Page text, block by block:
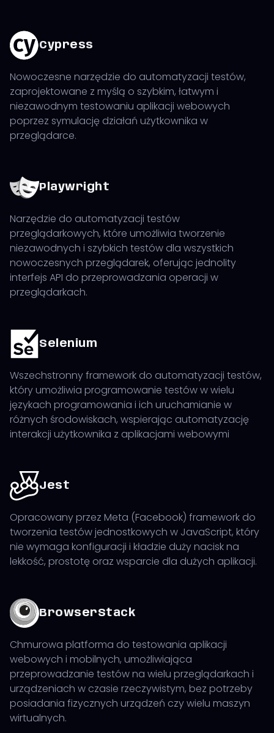
Cypress
Nowoczesne narzędzie do automatyzacji testów,
zaprojektowane z myślą o szybkim, łatwym i
niezawodnym testowaniu aplikacji webowych
poprzez symulację działań użytkownika w
przeglądarce.
Playwright
Narzędzie do automatyzacji testów
przeglądarkowych, które umożliwia tworzenie
niezawodnych i szybkich testów dla wszystkich
nowoczesnych przeglądarek, oferując jednolity
interfejs API do przeprowadzania operacji w
przeglądarkach.
Selenium
Wszechstronny framework do automatyzacji testów,
który umożliwia programowanie testów w wielu
językach programowania i ich uruchamianie w
różnych środowiskach, wspierając automatyzację
interakcji użytkownika z aplikacjami webowymi
Jest
Opracowany przez Meta (Facebook) framework do
tworzenia testów jednostkowych w JavaScript, który
nie wymaga konfiguracji i kładzie duży nacisk na
lekkość, prostotę oraz wsparcie dla dużych aplikacji.
BrowserStack
Chmurowa platforma do testowania aplikacji
webowych i mobilnych, umożliwiająca
przeprowadzanie testów na wielu przeglądarkach i
urządzeniach w czasie rzeczywistym, bez potrzeby
posiadania fizycznych urządzeń czy wielu maszyn
wirtualnych.